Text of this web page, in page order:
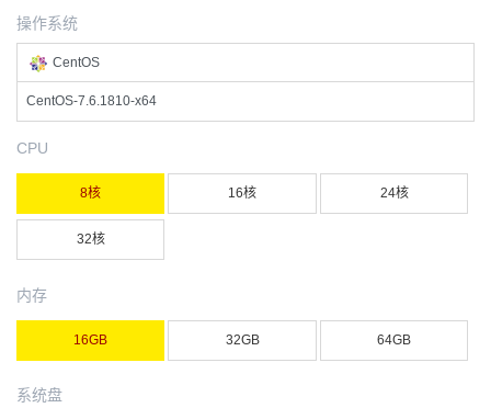
操作系统
CentOS
CentOS-7.6.1810-x64
CPU
8核 16核 24核
32核
内存
16GB 32GB 64GB
系统盘